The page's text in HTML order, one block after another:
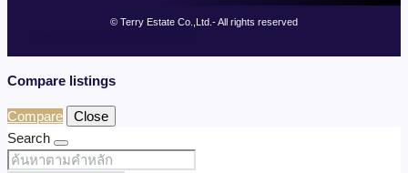
© Terry Estate Co.,Ltd.- All rights reserved
Compare listings
Compare
Close
Search